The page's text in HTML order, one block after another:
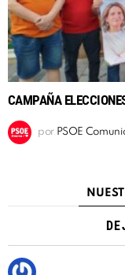
CAMPAÑA
por PSOE